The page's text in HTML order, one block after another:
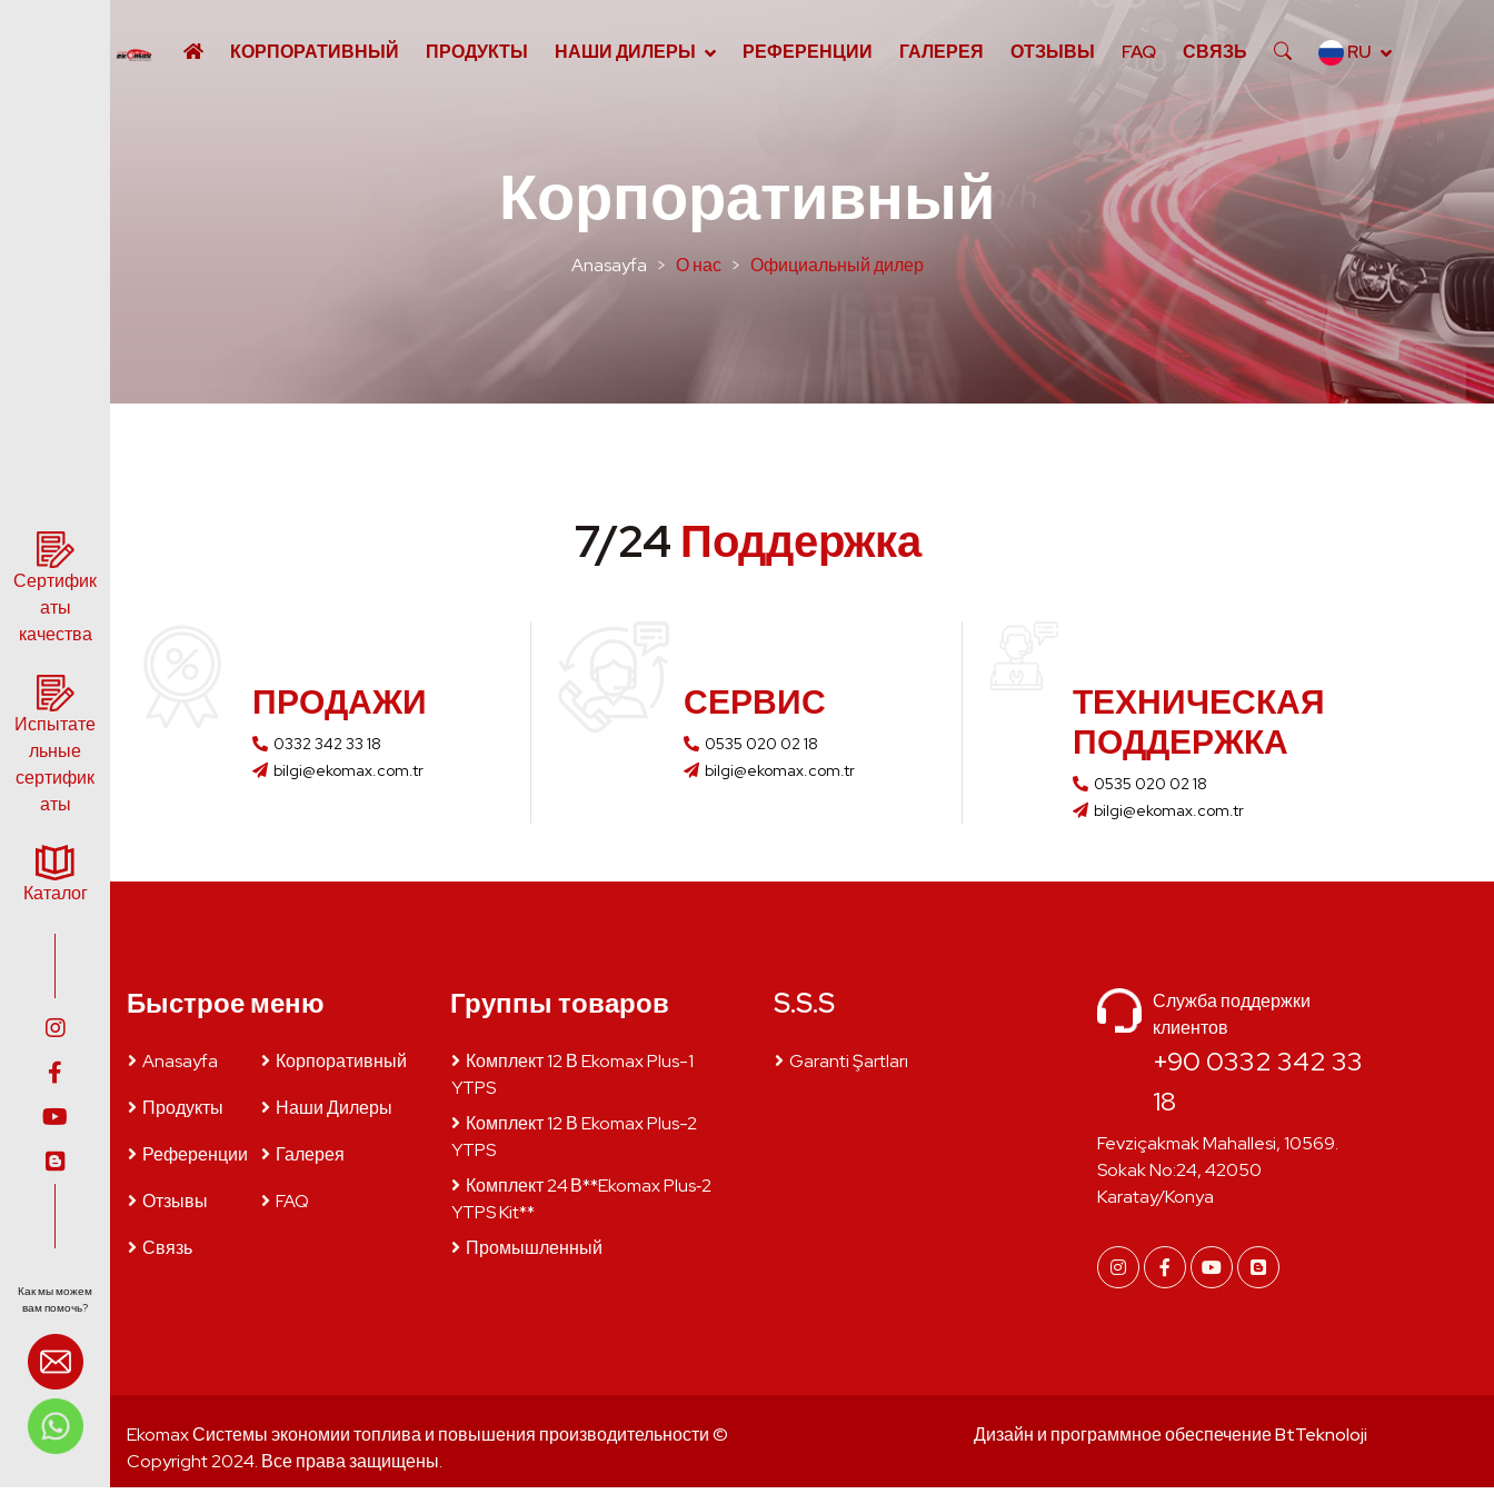
Сертифик
аты
качества
Испытате
льные
сертифик
аты
Каталог
Как мы можем
вам помочь?
КОРПОРАТИВНЫЙ ПРОДУКТЫ НАШИ ДИЛЕРЫ РЕФЕРЕНЦИИ ГАЛЕРЕЯ ОТЗЫВЫ FAQ СВЯЗЬ RU
Корпоративный
Anasayfa О нас Официальный дилер
7/24 Поддержка
ПРОДАЖИ
0332 342 33 18
bilgi@ekomax.com.tr
СЕРВИС
0535 020 02 18
bilgi@ekomax.com.tr
ТЕХНИЧЕСКАЯ
ПОДДЕРЖКА
0535 020 02 18
bilgi@ekomax.com.tr
Быстрое меню
Anasayfa
Корпоративный
Продукты
Наши Дилеры
Референции
Галерея
Отзывы
FAQ
Связь
Группы товаров
Комплект 12 В Ekomax Plus-1
YTPS
Комплект 12 В Ekomax Plus-2
YTPS
Комплект 24 В**Ekomax Plus‑2
YTPS Kit**
Промышленный
S.S.S
Garanti Şartları
Служба поддержки
клиентов
+90 0332 342 33
18
Fevziçakmak Mahallesi, 10569.
Sokak No:24, 42050
Karatay/Konya
Ekomax Системы экономии топлива и повышения производительности ©
Copyright 2024. Все права защищены.
Дизайн и программное обеспечениеBtTeknoloji